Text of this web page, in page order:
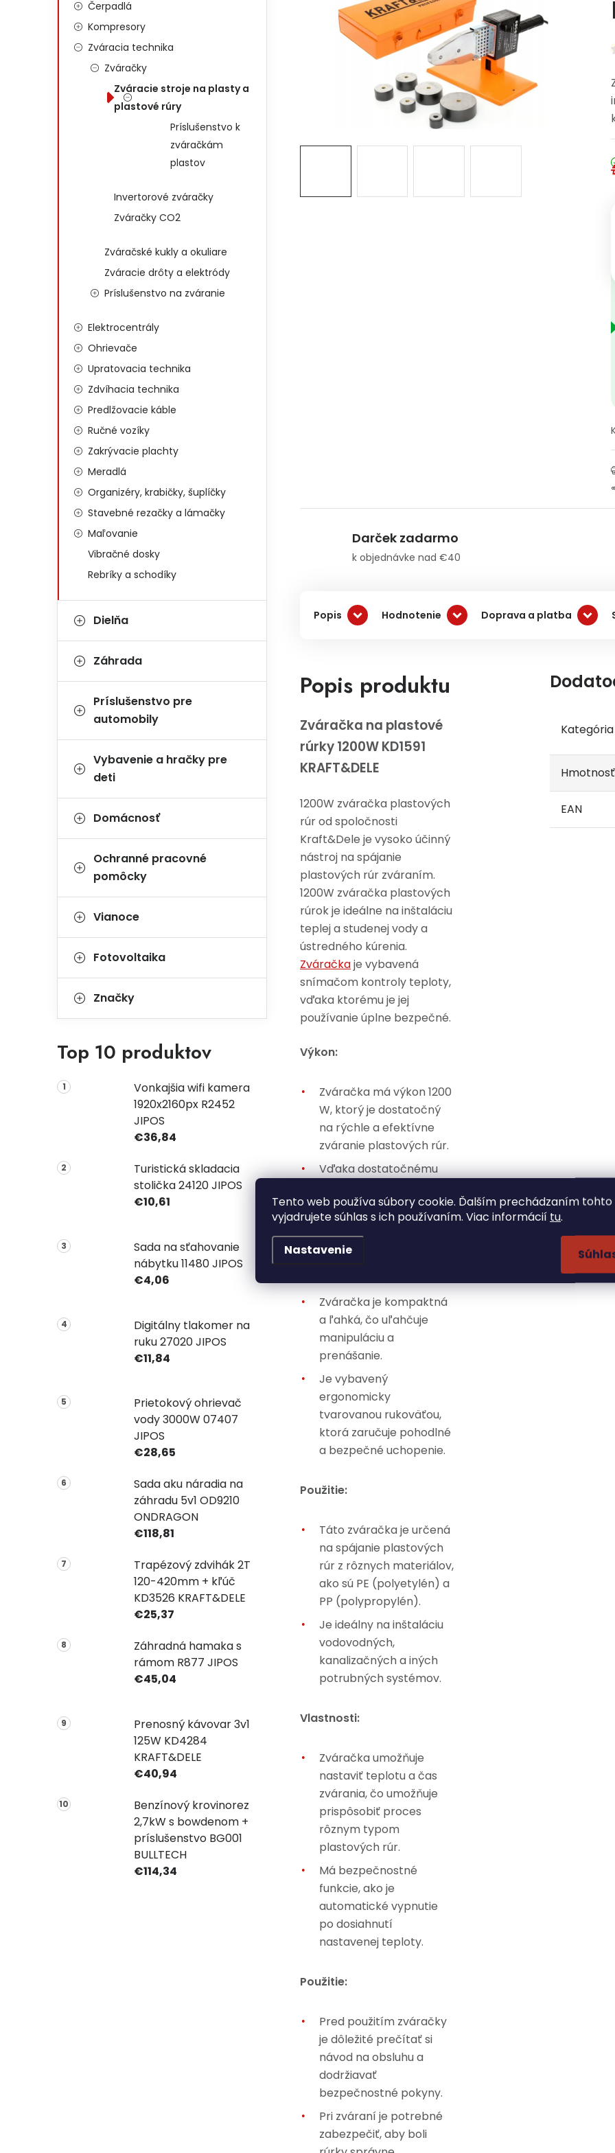
Tento web používa súbory cookie. Ďalším prechádzaním tohto
vyjadrujete súhlas s ich používaním. Viac informácií tu.
Nastavenie
Čerpadlá
Kompresory
Zváracia technika
Zváračky
Zváracie stroje na plasty a
plastové rúry
Príslušenstvo k
zváračkám
plastov
Invertorové zváračky
Zváračky CO2
Zváračské kukly a okuliare
Zváracie drôty a elektródy
Príslušenstvo na zváranie
Elektrocentrály
Ohrievače
Upratovacia technika
Zdvíhacia technika
Predlžovacie káble
Ručné vozíky
Zakrývacie plachty
Meradlá
Organizéry, krabičky, šuplíčky
Stavebné rezačky a lámačky
Maľovanie
Vibračné dosky
Rebríky a schodíky
Dielňa
Záhrada
Príslušenstvo pre
automobily
Vybavenie a hračky pre
deti
Domácnosť
Ochranné pracovné
pomôcky
Vianoce
Fotovoltaika
Značky
Top 10 produktov
Vonkajšia wifi kamera
1920x2160px R2452
JIPOS
€36,84
Turistická skladacia
stolička 24120 JIPOS
€10,61
Sada na sťahovanie
nábytku 11480 JIPOS
€4,06
Digitálny tlakomer na
ruku 27020 JIPOS
€11,84
Prietokový ohrievač
vody 3000W 07407
JIPOS
€28,65
Sada aku náradia na
záhradu 5v1 OD9210
ONDRAGON
€118,81
Trapézový zdvihák 2T
120-420mm + kľúč
KD3526 KRAFT&DELE
€25,37
Záhradná hamaka s
rámom R877 JIPOS
€45,04
Prenosný kávovar 3v1
125W KD4284
KRAFT&DELE
€40,94
Benzínový krovinorez
2,7kW s bowdenom +
príslušenstvo BG001
BULLTECH
€114,34
Darček zadarmo
k objednávke nad €40
Popis Hodnotenie Doprava a platba
Popis produktu
Zváračka na plastové
rúrky 1200W KD1591
KRAFT&DELE
1200W zváračka plastových
rúr od spoločnosti
Kraft&Dele je vysoko účinný
nástroj na spájanie
plastových rúr zváraním.
1200W zváračka plastových
rúrok je ideálne na inštaláciu
teplej a studenej vody a
ústredného kúrenia.
Zváračkaje vybavená
snímačom kontroly teploty,
vďaka ktorému je jej
používanie úplne bezpečné.
Výkon:
Zváračka má výkon 1200
W, ktorý je dostatočný
na rýchle a efektívne
zváranie plastových rúr.
Vďaka dostatočnému
dosiahnuť kvalitné a
pevné spoje.
Zváračka je kompaktná
a ľahká, čo uľahčuje
manipuláciu a
prenášanie.
Je vybavený
ergonomicky
tvarovanou rukoväťou,
ktorá zaručuje pohodlné
a bezpečné uchopenie.
Použitie:
Táto zváračka je určená
na spájanie plastových
rúr z rôznych materiálov,
ako sú PE (polyetylén) a
PP (polypropylén).
Je ideálny na inštaláciu
vodovodných,
kanalizačných a iných
potrubných systémov.
Vlastnosti:
Zváračka umožňuje
nastaviť teplotu a čas
zvárania, čo umožňuje
prispôsobiť proces
rôznym typom
plastových rúr.
Má bezpečnostné
funkcie, ako je
automatické vypnutie
po dosiahnutí
nastavenej teploty.
Použitie:
Pred použitím zváračky
je dôležité prečítať si
návod na obsluhu a
dodržiavať
bezpečnostné pokyny.
Pri zváraní je potrebné
zabezpečiť, aby boli
Kategória
Hmotnosť
EAN